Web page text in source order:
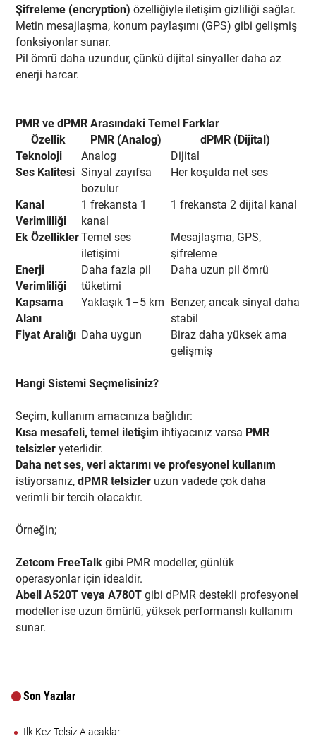
Son Yazılar
İlk Kez Telsiz Alacaklar
Şifreleme (encryption) özelliğiyle iletişim gizliliği sağlar.
Metin mesajlaşma, konum paylaşımı (GPS) gibi gelişmiş
fonksiyonlar sunar.
Pil ömrü daha uzundur, çünkü dijital sinyaller daha az
enerji harcar.
PMR ve dPMR Arasındaki Temel Farklar
Özellik
PMR (Analog)
dPMR (Dijital)
Teknoloji
Analog
Dijital
Ses Kalitesi Sinyal zayıfsa
bozulur
Her koşulda net ses
Kanal
Verimliliği
1 frekansta 1
kanal
1 frekansta 2 dijital kanal
Ek ÖzelliklerTemel ses
iletişimi
Mesajlaşma, GPS,
şifreleme
Enerji
Verimliliği
Daha fazla pil
tüketimi
Daha uzun pil ömrü
Kapsama
Alanı
Yaklaşık 1–5 km
Benzer, ancak sinyal daha
stabil
Fiyat Aralığı Daha uygun
Biraz daha yüksek ama
gelişmiş
Hangi Sistemi Seçmelisiniz?
Seçim, kullanım amacınıza bağlıdır:
Kısa mesafeli, temel iletişim ihtiyacınız varsa PMR
telsizler yeterlidir.
Daha net ses, veri aktarımı ve profesyonel kullanım
istiyorsanız,dPMR telsizler uzun vadede çok daha
verimli bir tercih olacaktır.
Örneğin;
Zetcom FreeTalk gibi PMR modeller, günlük
operasyonlar için idealdir.
Abell A520T veya A780T gibi dPMR destekli profesyonel
modeller ise uzun ömürlü, yüksek performanslı kullanım
sunar.